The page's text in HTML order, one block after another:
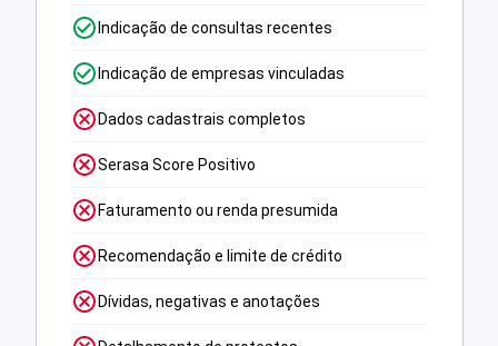
Indicação de consultas recentes
Indicação de empresas vinculadas
Dados cadastrais completos
Serasa Score Positivo
Faturamento ou renda presumida
Recomendação e limite de crédito
Dívidas, negativas e anotações